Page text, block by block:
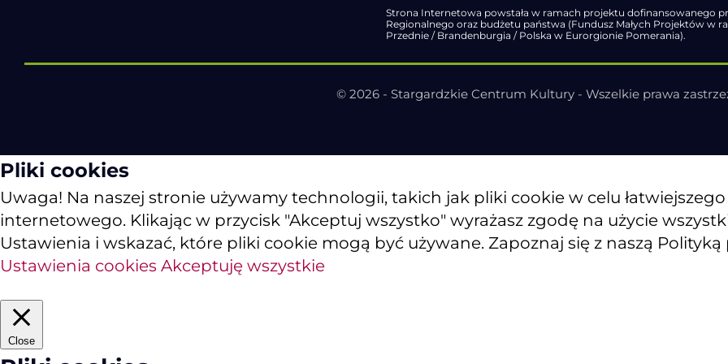
Strona Internetowa powstała w ramach projektu dofinansowanego
Regionalnego oraz budżetu państwa (Fundusz Małych Projektów w
Przednie / Brandenburgia / Polska w Eurorgionie Pomerania).
© 2026 - Stargardzkie Centrum Kultury - Wszelkie prawa
Pliki cookies
Uwaga! Na naszej stronie używamy technologii, takich jak pliki cookie w celu
internetowego. Klikając w przycisk "Akceptuj wszystko" wyrażasz zgodę na użycie
Ustawienia i wskazać, które pliki cookie mogą być używane. Zapoznaj się z naszą
Ustawienia cookies Akceptuję wszystkie
Close